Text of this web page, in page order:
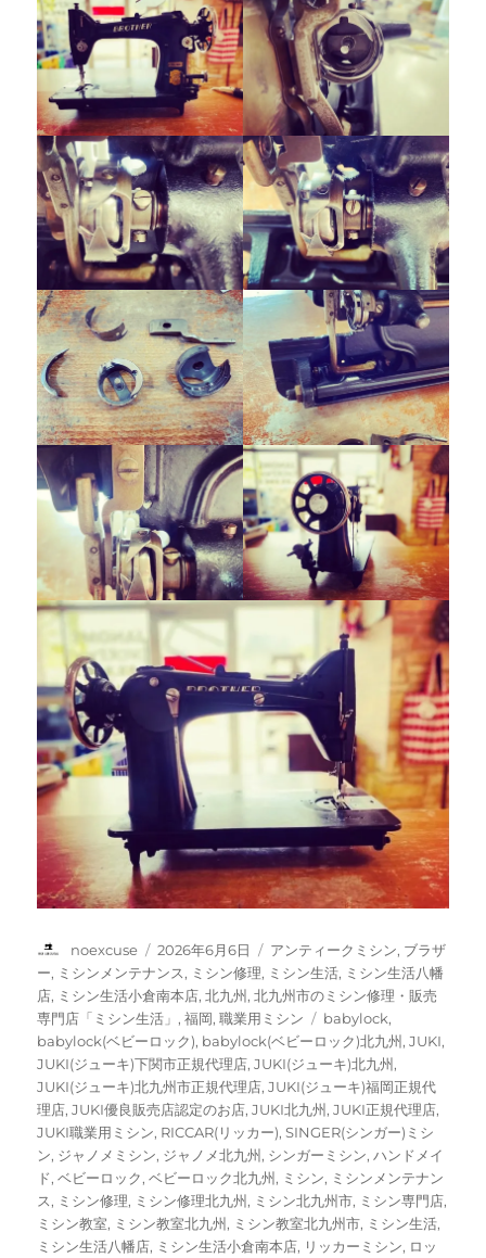
投
稿
者
noexcuse
投
稿
日:
2026年6月6日
カ
テ
ゴ
リ
ー
アンティークミシン, ブラザ
ー, ミシンメンテナンス, ミシン修理, ミシン生活, ミシン生活八幡
店, ミシン生活小倉南本店,北九州 ,北九州市のミシン修理・販売
専門店「ミシン生活」 ,福岡,職業用ミシン
タ
グ
babylock,
babylock(ベビーロック), babylock(ベビーロック)北九州 ,JUKI,
JUKI(ジューキ)下関市正規代理店,JUKI(ジューキ)北九州 ,
JUKI(ジューキ)北九州市正規代理店,JUKI(ジューキ)福岡正規代
理店,JUKI優良販売店認定のお店,JUKI北九州 ,JUKI正規代理店,
JUKI職業用ミシン, RICCAR(リッカー),SINGER(シンガー)ミシ
ン, ジャノメミシン, ジャノメ北九州 , シンガーミシン,ハンドメイ
ド,ベビーロック,ベビーロック北九州 , ミシン, ミシンメンテナン
ス, ミシン修理, ミシン修理北九州 , ミシン北九州市, ミシン専門店,
ミシン教室, ミシン教室北九州 , ミシン教室北九州市, ミシン生活,
ミシン生活八幡店, ミシン生活小倉南本店, リッカーミシン, ロッ